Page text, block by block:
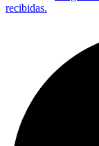
recibidas.